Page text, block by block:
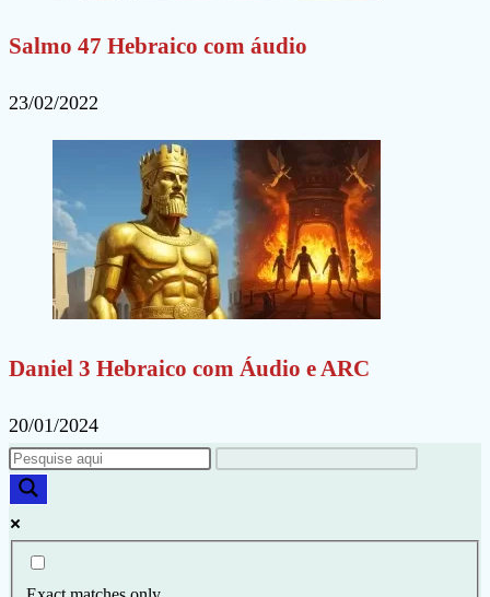
Salmo 47 Hebraico com áudio
23/02/2022
Daniel 3 Hebraico com Áudio e ARC
20/01/2024